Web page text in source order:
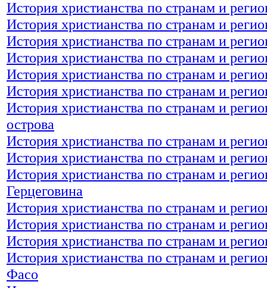
История христианства по странам и
История христианства по странам и
История христианства по странам и
История христианства по странам и
История христианства по странам и
История христианства по странам и
История христианства по странам и
острова
История христианства по странам и
История христианства по странам и
История христианства по странам и
Герцеговина
История христианства по странам и
История христианства по странам и
История христианства по странам и
История христианства по странам и
Фасо